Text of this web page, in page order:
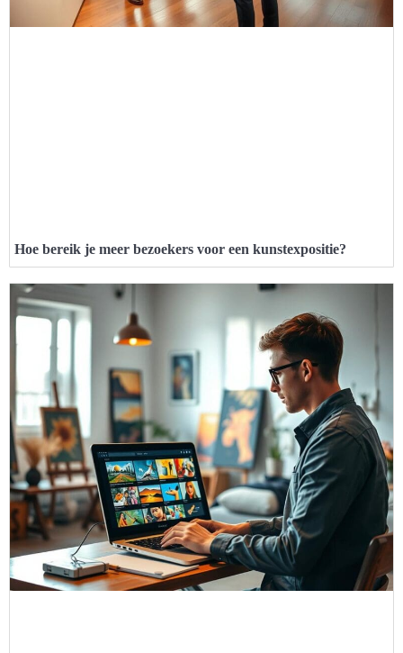
Hoe bereik je meer bezoekers voor een kunstexpositie?